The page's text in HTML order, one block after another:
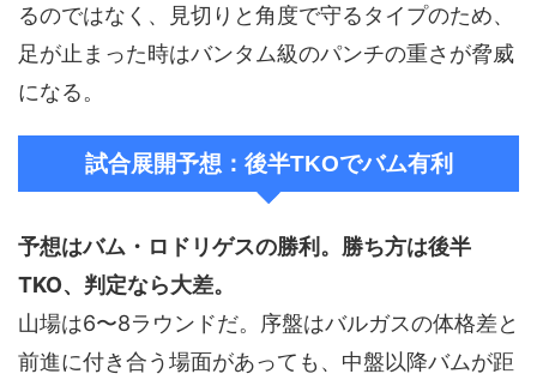
るのではなく、見切りと角度で守るタイプのため、
足が止まった時はバンタム級のパンチの重さが脅威
になる。
試合展開予想：後半TKOでバム有利
予想はバム・ロドリゲスの勝利。勝ち方は後半
TKO、判定なら大差。
山場は6〜8ラウンドだ。序盤はバルガスの体格差と
前進に付き合う場面があっても、中盤以降バムが距